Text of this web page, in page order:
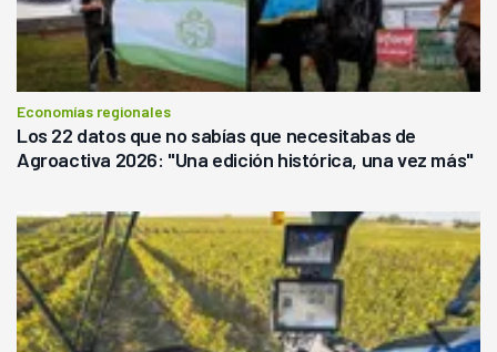
Economías regionales
Los 22 datos que no sabías que necesitabas de
Agroactiva 2026: "Una edición histórica, una vez más"